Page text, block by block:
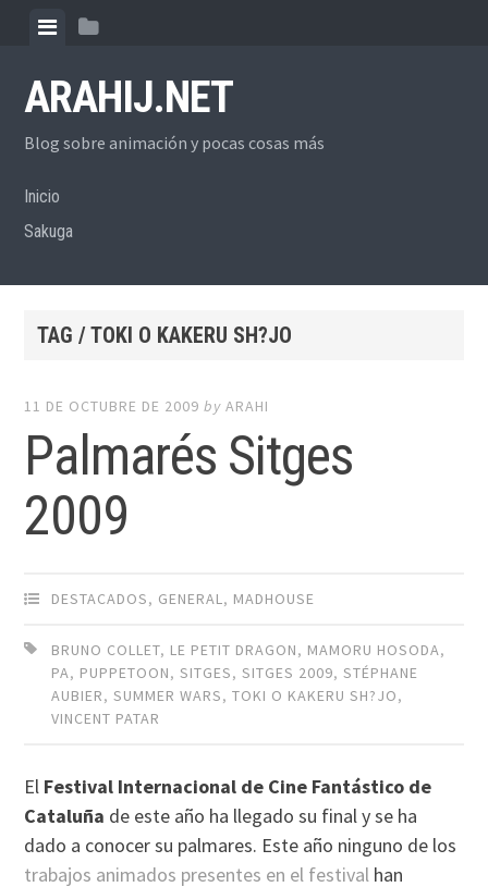
content
ViewView
ARAHIJ.NET
Blog sobre animación y pocas cosas más
Inicio
Sakuga
TAG / TOKI O KAKERU SH?JO
11 DE OCTUBRE DE 2009 byARAHI
Palmarés Sitges
2009
DESTACADOS, GENERAL, MADHOUSE
BRUNO COLLET, LE PETIT DRAGON, MAMORU HOSODA,
PA, PUPPETOON,SITGES,SITGES 2009,STÉPHANE
AUBIER,SUMMER WARS,TOKI O KAKERU SH?JO,
VINCENT PATAR
El Festival Internacional de Cine Fantástico de
Cataluña de este año ha llegado su final y se ha
dado a conocer su palmares. Este año ninguno de los
trabajos animados presentes en el festival han